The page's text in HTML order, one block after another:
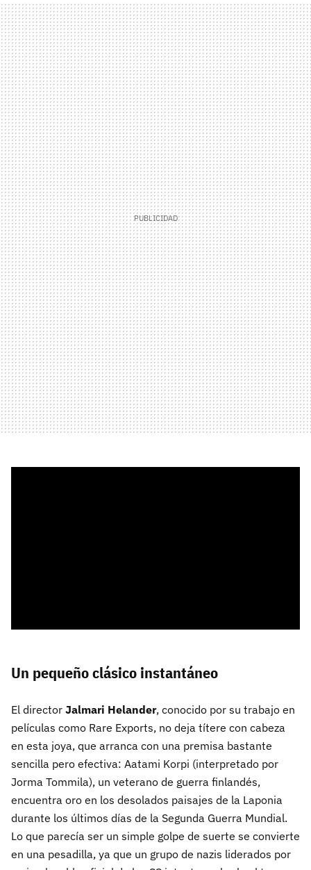
Un pequeño clásico instantáneo
El director Jalmari Helander, conocido por su trabajo en
películas como Rare Exports, no deja títere con cabeza
en esta joya, que arranca con una premisa bastante
sencilla pero efectiva: Aatami Korpi (interpretado por
Jorma Tommila), un veterano de guerra finlandés,
encuentra oro en los desolados paisajes de la Laponia
durante los últimos días de la Segunda Guerra Mundial.
Lo que parecía ser un simple golpe de suerte se convierte
en una pesadilla, ya que un grupo de nazis liderados por